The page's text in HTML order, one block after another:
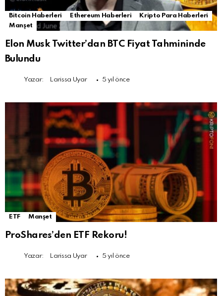
Bitcoin Haberleri Ethereum Haberleri
Kripto Para Haberleri
Manşet
Elon Musk Twitter’dan BTC Fiyat Tahmininde
Bulundu
Yazar: Larissa Uyar 5 yıl önce
ETF Manşet
ProShares’den ETF Rekoru!
Yazar: Larissa Uyar 5 yıl önce